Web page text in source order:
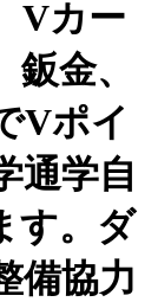
Vカー
金、
Vポイ
通学自
す。ダ
備協力